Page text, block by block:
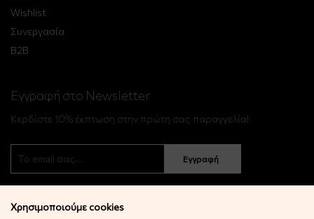
Wishlist
Συνεργασία
B2B
Εγγραφή στο Newsletter
Κερδίστε 10% έκπτωση στην πρώτη σας παραγγελία!
Εγγραφή
Χρησιμοποιούμε cookies